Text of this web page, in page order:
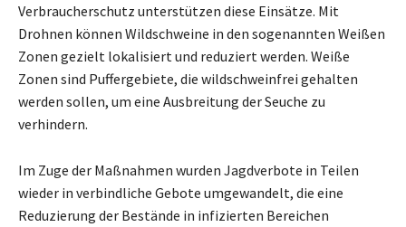
Verbraucherschutz unterstützen diese Einsätze. Mit
Drohnen können Wildschweine in den sogenannten Weißen
Zonen gezielt lokalisiert und reduziert werden. Weiße
Zonen sind Puffergebiete, die wildschweinfrei gehalten
werden sollen, um eine Ausbreitung der Seuche zu
verhindern.
Im Zuge der Maßnahmen wurden Jagdverbote in Teilen
wieder in verbindliche Gebote umgewandelt, die eine
Reduzierung der Bestände in infizierten Bereichen